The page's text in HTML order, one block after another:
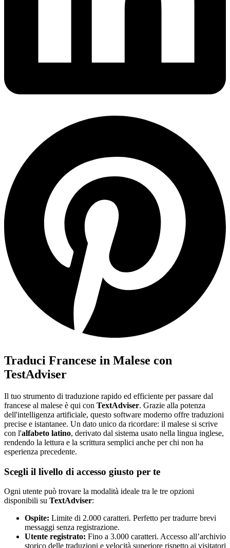
Traduci Francese in Malese con
TestAdviser
Il tuo strumento di traduzione rapido ed efficiente per passare dal
francese al malese è qui con TextAdviser. Grazie alla potenza
dell'intelligenza artificiale, questo software moderno offre traduzioni
precise e istantanee. Un dato unico da ricordare: il malese si scrive
con l'alfabeto latino, derivato dal sistema usato nella lingua inglese,
rendendo la lettura e la scrittura semplici anche per chi non ha
esperienza precedente.
Scegli il livello di accesso giusto per te
Ogni utente può trovare la modalità ideale tra le tre opzioni
disponibili su TextAdviser:
Ospite: Limite di 2.000 caratteri. Perfetto per tradurre brevi
messaggi senza registrazione.
Utente registrato: Fino a 3.000 caratteri. Accesso all’archivio
storico delle traduzioni e velocità superiore rispetto ai visitatori